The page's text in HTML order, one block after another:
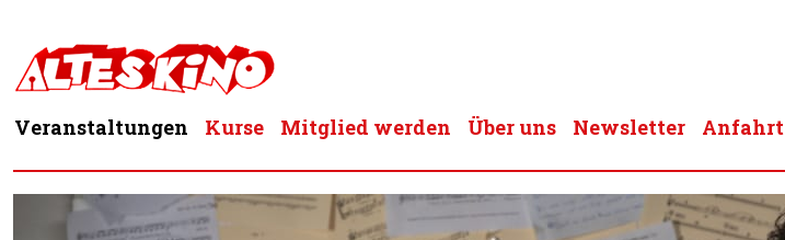
springen
Veranstaltungen Kurse Mitglied werden Über uns Newsletter Anfahrt